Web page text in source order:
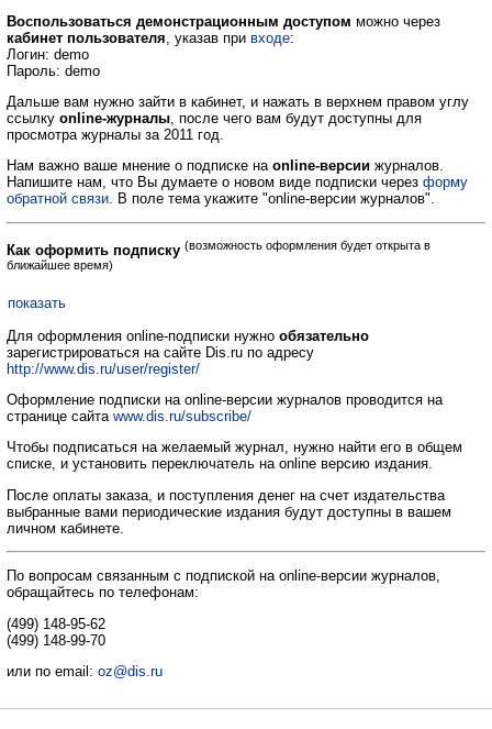
Воспользоваться демонстрационным доступом можно через
кабинет пользователя , указав при входе:
Логин: demo
Пароль: demo
Дальше вам нужно зайти в кабинет, и нажать в верхнем правом углу
ссылку online-журналы, после чего вам будут доступны для
просмотра журналы за 2011 год.
Нам важно ваше мнение о подписке на online-версии журналов.
Напишите нам, что Вы думаете о новом виде подписки через форму
обратной связи. В поле тема укажите "online-версии журналов".
Как оформить подписку (возможность оформления будет открыта в
ближайшее время)
показать
Для оформления online-подписки нужно обязательно
зарегистрироваться на сайте Dis.ru по адресу
http://www.dis.ru/user/register/
Оформление подписки на online-версии журналов проводится на
странице сайта www.dis.ru/subscribe/
Чтобы подписаться на желаемый журнал, нужно найти его в общем
списке, и установить переключатель на online версию издания.
После оплаты заказа, и поступления денег на счет издательства
выбранные вами периодические издания будут доступны в вашем
личном кабинете.
По вопросам связанным с подпиской на online-версии журналов,
обращайтесь по телефонам:
(499) 148-95-62
(499) 148-99-70
или по email: oz@dis.ru